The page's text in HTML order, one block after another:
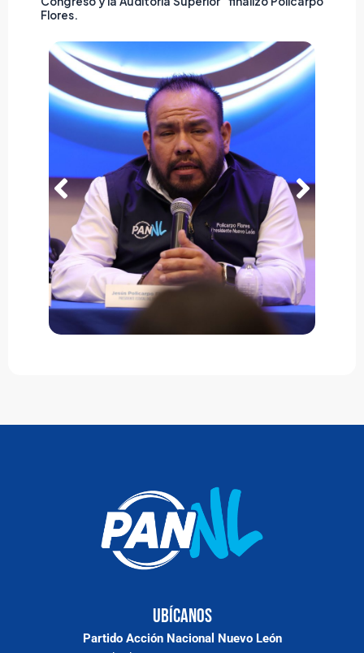
Flores.
Ubícanos
Partido Acción Nacional Nuevo León